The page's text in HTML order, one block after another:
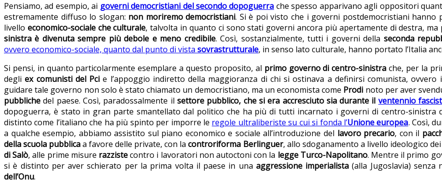
Pensiamo, ad esempio, ai governi democristiani del secondo dopoguerra che spesso apparivano agli oppositori
estremamente diffuso lo slogan: non moriremo democristiani. Si è poi visto che i governi postdemocristiani
livello economico-sociale che culturale, talvolta in quanto ci sono stati governi ancora più apertamente di destra, ma
sinistra è divenuta sempre più debole e meno credibile. Così, sostanzialmente, tutti i governi della seconda
ovvero economico-sociale, quanto dal punto di vista sovrastrutturale, in senso lato culturale, hanno portato l’Italia
Si pensi, in quanto particolarmente esemplare a questo proposito, al primo governo di centro-sinistra che, per la
degliex comunisti del Pci e l’appoggio indiretto della maggioranza di chi si ostinava a definirsi comunista,
guidare tale governo non solo è stato chiamato un democristiano, ma un economista come Prodi noto per aver
pubbliche del paese. Così, paradossalmente il settore pubblico, che si era accresciuto sia durante il ventennio
dopoguerra, è stato in gran parte smantellato dal politico che ha più di tutti incarnato i governi di centro-sinistra
distinto come l’italiano che ha più spinto per imporre le regole ultraliberiste su cui si fonda l’Unione europea. Così,
a qualche esempio, abbiamo assistito sul piano economico e sociale all’introduzione del lavoro precario, con il
della scuola pubblicaa favore delle private, con lacontroriforma Berlinguer, allo sdoganamento a livello ideologico
di Salò, alle prime misure razzistecontro i lavoratori non autoctoni con la legge Turco-Napolitano. Mentre il primo
si è distinto per aver schierato per la prima volta il paese in una aggressione imperialista (alla Jugoslavia)
dell’Onu.